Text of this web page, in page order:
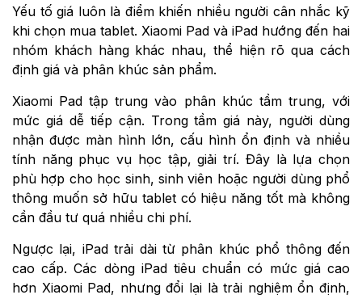
Yếu tố giá luôn là điểm khiến nhiều người cân nhắc kỹ
khi chọn mua tablet. Xiaomi Pad và iPad hướng đến hai
nhóm khách hàng khác nhau, thể hiện rõ qua cách
định giá và phân khúc sản phẩm.
Xiaomi Pad tập trung vào phân khúc tầm trung, với
mức giá dễ tiếp cận. Trong tầm giá này, người dùng
nhận được màn hình lớn, cấu hình ổn định và nhiều
tính năng phục vụ học tập, giải trí. Đây là lựa chọn
phù hợp cho học sinh, sinh viên hoặc người dùng phổ
thông muốn sở hữu tablet có hiệu năng tốt mà không
cần đầu tư quá nhiều chi phí.
Ngược lại, iPad trải dài từ phân khúc phổ thông đến
cao cấp. Các dòng iPad tiêu chuẩn có mức giá cao
hơn Xiaomi Pad, nhưng đổi lại là trải nghiệm ổn định,